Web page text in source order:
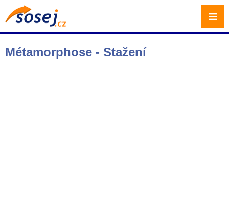
Métamorphose - Stažení
≡